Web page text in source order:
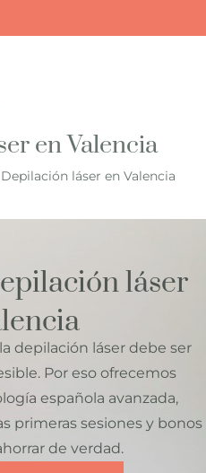
en Valencia
Depilación láser en Valencia
láser
depilación láser debe ser
Por eso ofrecemos
española avanzada,
primeras sesiones y bonos
de verdad.